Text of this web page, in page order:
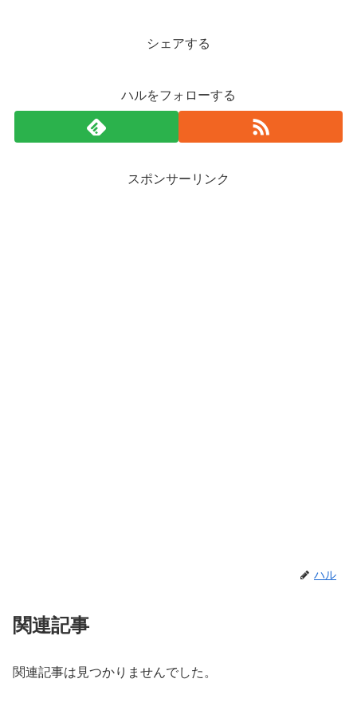
シェアする
ハルをフォローする
スポンサーリンク
ハル
関連記事
関連記事は見つかりませんでした。